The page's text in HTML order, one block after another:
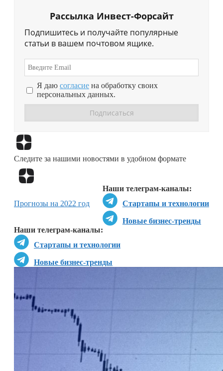
Рассылка Инвест-Форсайт
Подпишитесь и получайте популярные
статьи в вашем почтовом ящике.
Я даю согласие на обработку своих
персональных данных.
Следите за нашими новостями в удобном формате
Наши телеграм-каналы:
Стартапы и технологии
Новые бизнес-тренды
Наши телеграм-каналы:
Стартапы и технологии
Новые бизнес-тренды
Прогнозы на 2022 год